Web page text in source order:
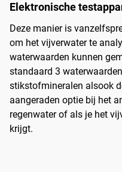
Elektronische
Deze manier is
om het vijverwater te
waterwaarden kunnen
standaard 3
stikstofmineralen alsook
aangeraden optie bij het
regenwater of als je het
krijgt.